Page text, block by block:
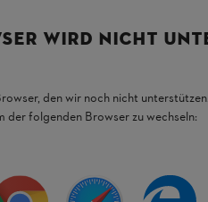
mm durch eine
und sicher schneiden.
mit einem Schärfgerät
WIRD NICHT
den wir noch nicht
der folgenden Browser zu wechseln: